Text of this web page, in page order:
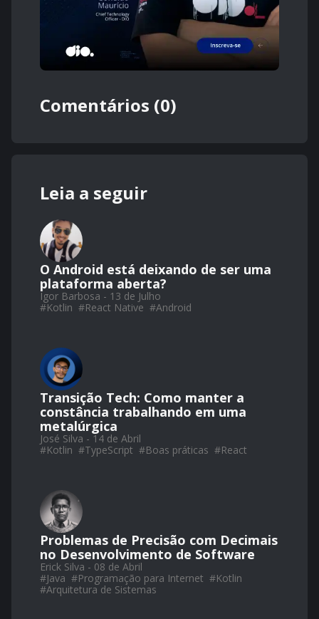
Comentários (0)
Leia a seguir
O Android está deixando de ser uma
plataforma aberta?
Igor Barbosa - 13 de Julho
#Kotlin #React Native #Android
Transição Tech: Como manter a
constância trabalhando em uma
metalúrgica
José Silva - 14 de Abril
#Kotlin #TypeScript #Boas práticas #React
Problemas de Precisão com Decimais
no Desenvolvimento de Software
Erick Silva - 08 de Abril
#Java #Programação para Internet #Kotlin
#Arquitetura de Sistemas